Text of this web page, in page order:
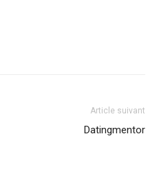
Article suivant
Datingmentor